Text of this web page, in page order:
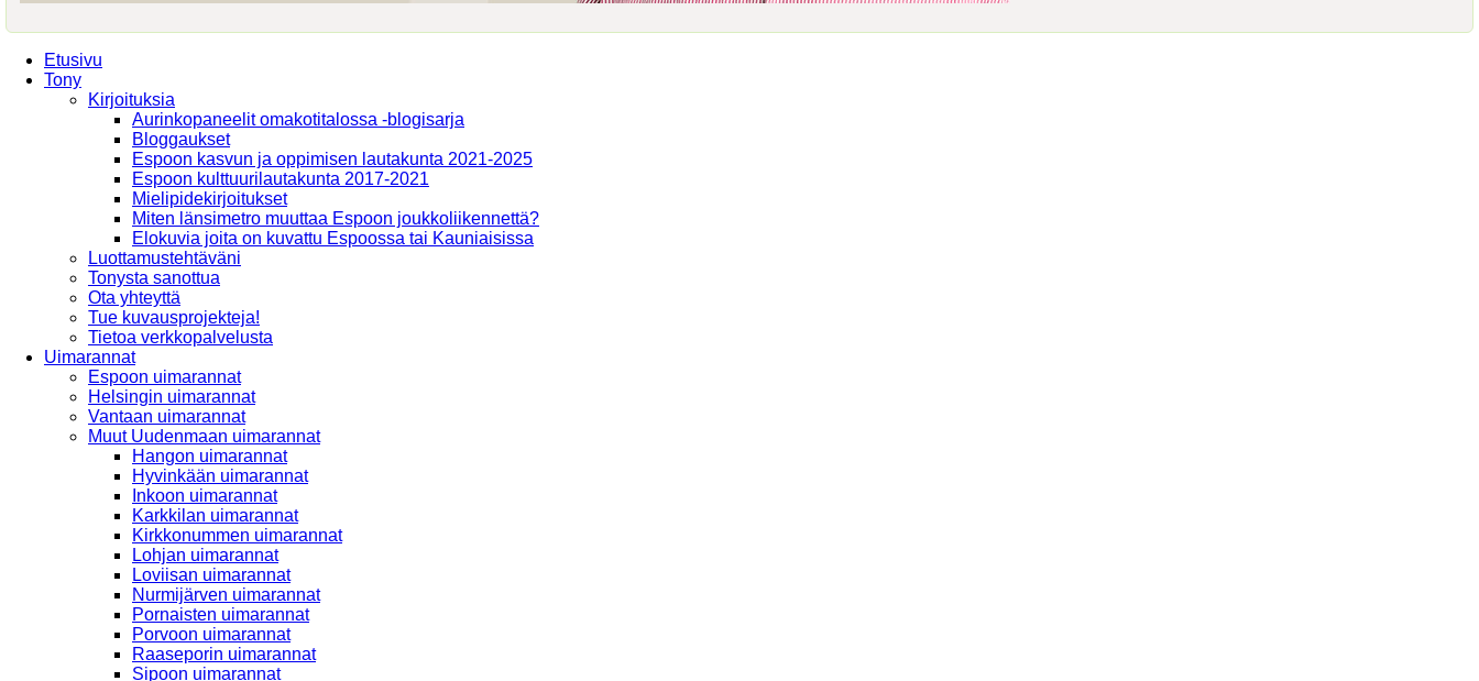
Etusivu
Tony
Kirjoituksia
Aurinkopaneelit omakotitalossa -blogisarja
Bloggaukset
Espoon kasvun ja oppimisen lautakunta 2021-2025
Espoon kulttuurilautakunta 2017-2021
Mielipidekirjoitukset
Miten länsimetro muuttaa Espoon joukkoliikennettä?
Elokuvia joita on kuvattu Espoossa tai Kauniaisissa
Luottamustehtäväni
Tonysta sanottua
Ota yhteyttä
Tue kuvausprojekteja!
Tietoa verkkopalvelusta
Uimarannat
Espoon uimarannat
Helsingin uimarannat
Vantaan uimarannat
Muut Uudenmaan uimarannat
Hangon uimarannat
Hyvinkään uimarannat
Inkoon uimarannat
Karkkilan uimarannat
Kirkkonummen uimarannat
Lohjan uimarannat
Loviisan uimarannat
Nurmijärven uimarannat
Pornaisten uimarannat
Porvoon uimarannat
Raaseporin uimarannat
Sipoon uimarannat